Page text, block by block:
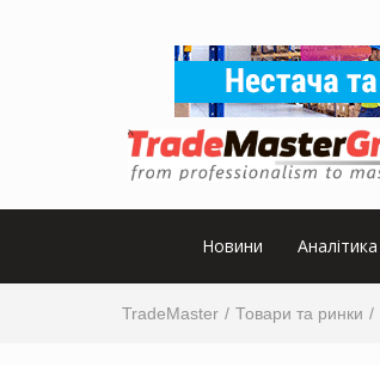
Новини Аналітика
TradeMaster Товари та ринки